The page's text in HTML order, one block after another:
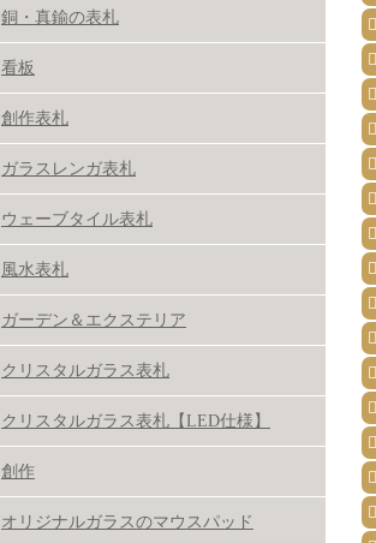
銅・真鍮の表札
看板
創作表札
ガラスレンガ表札
ウェーブタイル表札
風水表札
ガーデン＆エクステリア
クリスタルガラス表札
クリスタルガラス表札【LED仕様】
創作
オリジナルガラスのマウスパッド